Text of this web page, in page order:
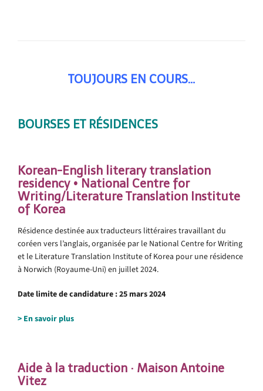
TOUJOURS EN COURS…
BOURSES ET RÉSIDENCES
Korean-English literary translation
residency • National Centre for
Writing/Literature Translation Institute
of Korea
Résidence destinée aux traducteurs littéraires travaillant du
coréen vers l’anglais, organisée par le National Centre for Writing
et le Literature Translation Institute of Korea pour une résidence
à Norwich (Royaume-Uni) en juillet 2024.
Date limite de candidature : 25 mars 2024
> En savoir plus
Aide à la traduction · Maison Antoine
Vitez